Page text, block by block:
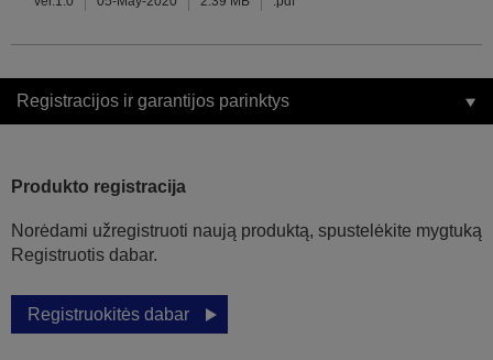
Registracijos ir garantijos parinktys
Produkto registracija
Norėdami užregistruoti naują produktą, spustelėkite mygtuką
Registruotis dabar.
Registruokitės dabar